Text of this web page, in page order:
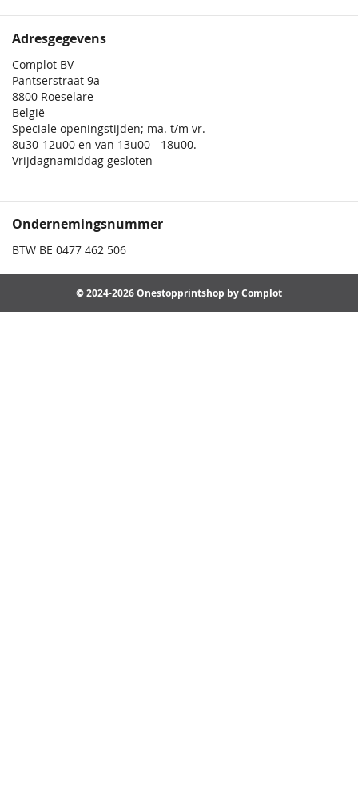
Adresgegevens
Complot BV
Pantserstraat 9a
8800 Roeselare
België
Speciale openingstijden; ma. t/m vr.
8u30-12u00 en van 13u00 - 18u00.
Vrijdagnamiddag gesloten
Ondernemingsnummer
BTW BE 0477 462 506
© 2024-2026 Onestopprintshop by Complot